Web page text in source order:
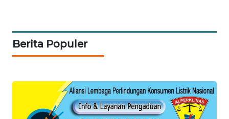
Berita Populer
LKKI
KONSUMEN